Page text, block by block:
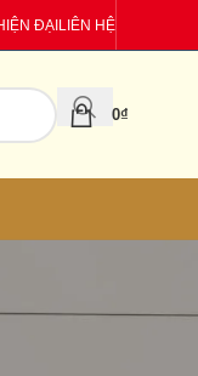
ĐẠILIÊN HỆ
0₫